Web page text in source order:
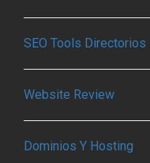
SEO Tools Directorios
Website Review
Dominios Y Hosting